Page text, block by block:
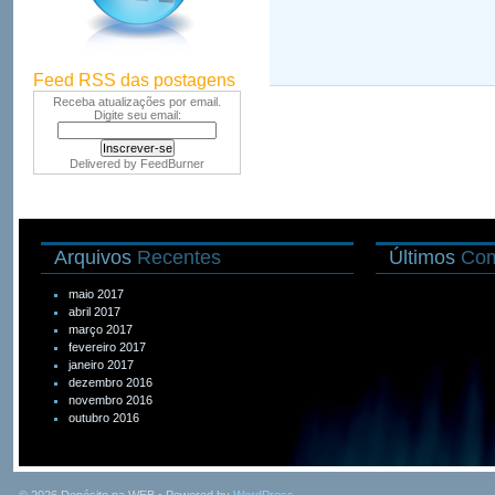
Feed RSS das postagens
Receba atualizações por email.
Digite seu email:
Delivered by FeedBurner
Arquivos Recentes
maio 2017
abril 2017
março 2017
fevereiro 2017
janeiro 2017
dezembro 2016
novembro 2016
outubro 2016
Últimos